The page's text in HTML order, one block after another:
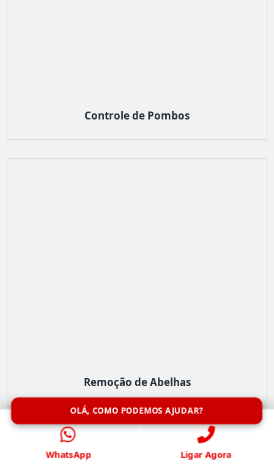
Controle de Pombos
Remoção de Abelhas
OLÁ, COMO PODEMOS AJUDAR?
WhatsApp Ligar Agora